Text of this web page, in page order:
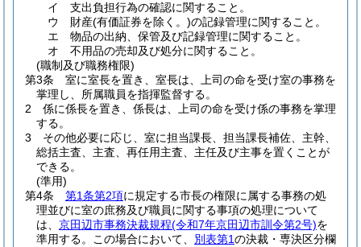
イ
支出負担行為の確認に関すること。
ウ
財産(有価証券を除く。)の記録管理に関すること。
エ
物品の出納、保管及び記録管理に関すること。
オ
不用品の売却及び処分に関すること。
(職制及び職務権限)
第3条
室に室長を置き、室長は、上司の命を受け室の事務を
掌理し、所属職員を指揮監督する。
2
係に係長を置き、係長は、上司の命を受け係の事務を掌理
する。
3
その他必要に応じ、室に担当課長、担当課長補佐、主幹、
総括主査、主査、再任用主査、主任及び主事を置くことが
できる。
(準用)
第4条
第1条第2項に規定する市長の権限に属する事務の処
理並びに室の庶務及び職員に関する事項の処理について
は、 京田辺市事務決裁規程(令和7年京田辺市訓令第2号)を
準用する。
この場合において、 別表第1の決裁・専決区分欄